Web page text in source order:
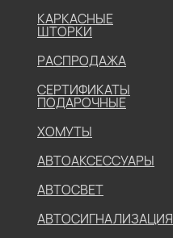
КАРКАСНЫЕ
ШТОРКИ
РАСПРОДАЖА
СЕРТИФИКАТЫ
ПОДАРОЧНЫЕ
ХОМУТЫ
АВТОАКСЕССУАРЫ
АВТОСВЕТ
АВТОСИГНАЛИЗАЦИЯ